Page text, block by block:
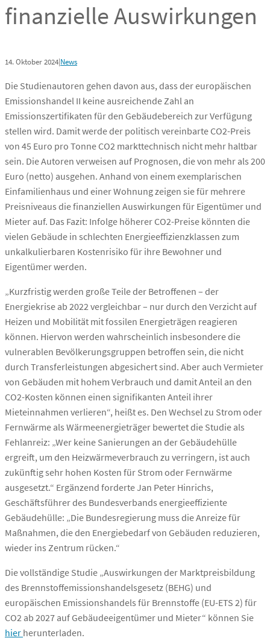
finanzielle Auswirkungen
14. Oktober 2024 News
Die Studienautoren gehen davon aus, dass der europäischen
Emissionshandel II keine ausreichende Zahl an
Emissionszertifikaten für den Gebäudebereich zur Verfügung
stellen wird. Damit werde der politisch vereinbarte CO2-Preis
von 45 Euro pro Tonne CO2 markttechnisch nicht mehr haltbar
sein. Die Autoren verweisen auf Prognosen, die von mehr als 200
Euro (netto) ausgehen. Anhand von einem exemplarischen
Einfamilienhaus und einer Wohnung zeigen sie für mehrere
Preisniveaus die finanziellen Auswirkungen für Eigentümer und
Mieter auf. Das Fazit: Infolge höherer CO2-Preise könnten die
vielen Gebäude in schlechten Energieeffizienzklassen zum
unkalkulierbaren Kostenrisiko für ihre Bewohner und
Eigentümer werden.
„Kurzfristig werden große Teile der Betroffenen – der
Energiekrise ab 2022 vergleichbar – nur durch den Verzicht auf
Heizen und Mobilität mit fossilen Energieträgen reagieren
können. Hiervon werden wahrscheinlich insbesondere die
vulnerablen Bevölkerungsgruppen betroffen sein, die nicht
durch Transferleistungen abgesichert sind. Aber auch Vermieter
von Gebäuden mit hohem Verbrauch und damit Anteil an den
CO2-Kosten können einen signifikanten Anteil ihrer
Mieteinnahmen verlieren“, heißt es. Den Wechsel zu Strom oder
Fernwärme als Wärmeenergieträger bewertet die Studie als
Fehlanreiz: „Wer keine Sanierungen an der Gebäudehülle
ergreift, um den Heizwärmeverbrauch zu verringern, ist auch
zukünftig sehr hohen Kosten für Strom oder Fernwärme
ausgesetzt.“ Ergänzend forderte Jan Peter Hinrichs,
Geschäftsführer des Bundesverbands energieeffiziente
Gebäudehülle: „Die Bundesregierung muss die Anreize für
Maßnahmen, die den Energiebedarf von Gebäuden reduzieren,
wieder ins Zentrum rücken.“
Die vollständige Studie „Auswirkungen der Marktpreisbildung
des Brennstoffemissionshandelsgesetz (BEHG) und
europäischen Emissionshandels für Brennstoffe (EU-ETS 2) für
CO2 ab 2027 auf Gebäudeeigentümer und Mieter“ können Sie
hier herunterladen.